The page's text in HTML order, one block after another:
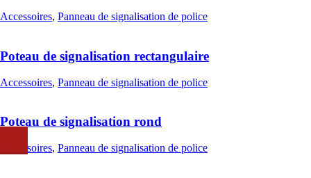
Accessoires, Panneau de signalisation de police
Poteau de signalisation rectangulaire
Accessoires, Panneau de signalisation de police
Poteau de signalisation rond
Accessoires, Panneau de signalisation de police